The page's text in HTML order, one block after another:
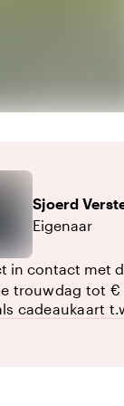
Sjoerd
Eigenaar
in contact met
trouwdag tot €
cadeaukaart